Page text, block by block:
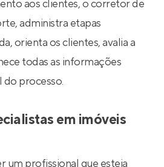
aos clientes, o corretor de
administra etapas
orienta os clientes, avalia a
todas as informações
do processo.
em imóveis
um profissional que esteja